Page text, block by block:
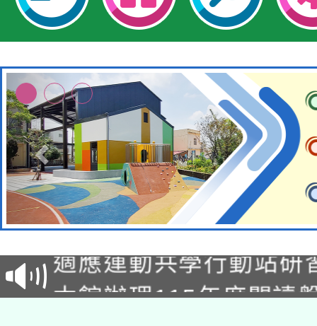
本校115學年度第2次
招甄選結果公告(無人
招)
適應運動共學行動站研
本館辦理115年度閱讀